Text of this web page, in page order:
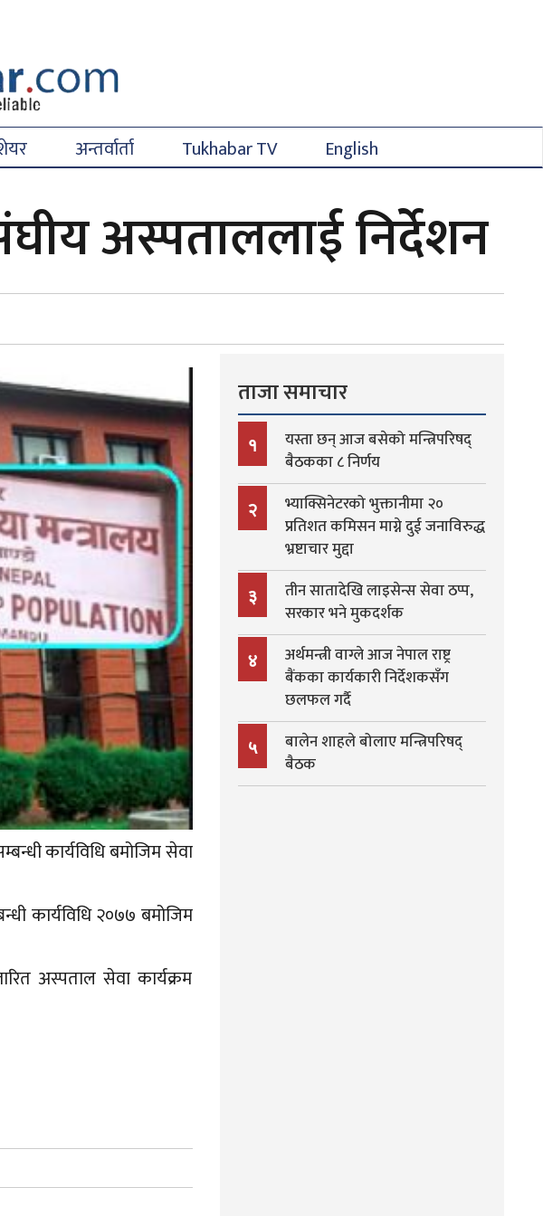
अन्तर्वार्ता Tukhabar TV English
अस्पताललाई निर्देशन
कार्यविधि बमोजिम सेवा
कार्यविधि २०७७ बमोजिम
अस्पताल सेवा कार्यक्रम
ताजा समाचार
१
यस्ता छन् आज बसेको मन्त्रिपरिषद्
बैठकका ८ निर्णय
२
भ्याक्सिनेटरको भुक्तानीमा २०
प्रतिशत कमिसन माग्ने दुई जनाविरुद्ध
भ्रष्टाचार मुद्दा
३
तीन सातादेखि लाइसेन्स सेवा ठप्प,
सरकार भने मुकदर्शक
४
अर्थमन्त्री वाग्ले आज नेपाल राष्ट्र
बैंकका कार्यकारी निर्देशकसँग
छलफल गर्दै
५
बालेन शाहले बोलाए मन्त्रिपरिषद्
बैठक